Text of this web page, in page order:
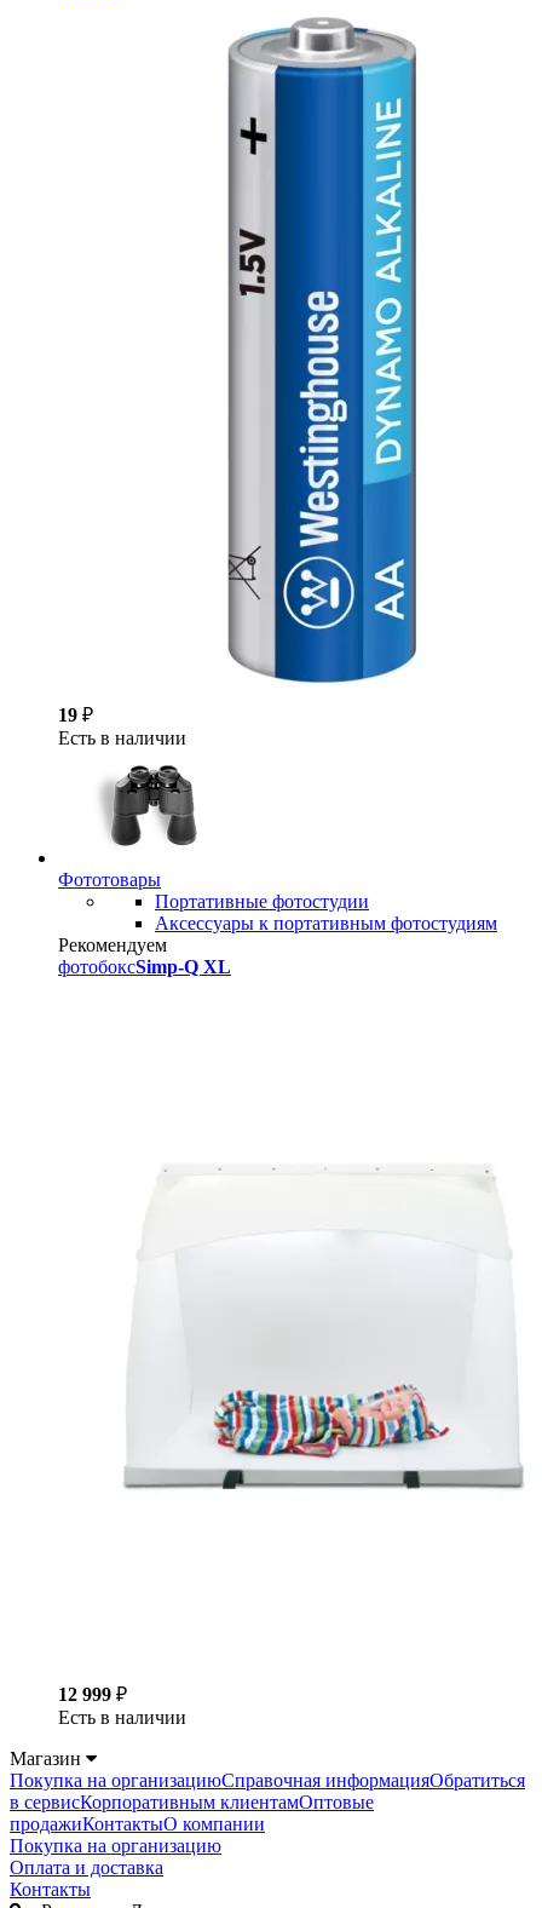
19 ₽
Есть в наличии
Фототовары
Портативные фотостудии
Аксессуары к портативным фотостудиям
Рекомендуем
фотобоксSimp-Q XL
12 999 ₽
Есть в наличии
Магазин
Покупка на организациюСправочная информацияОбратиться
в сервисКорпоративным клиентамОптовые
продажиКонтактыО компании
Покупка на организацию
Оплата и доставка
Контакты